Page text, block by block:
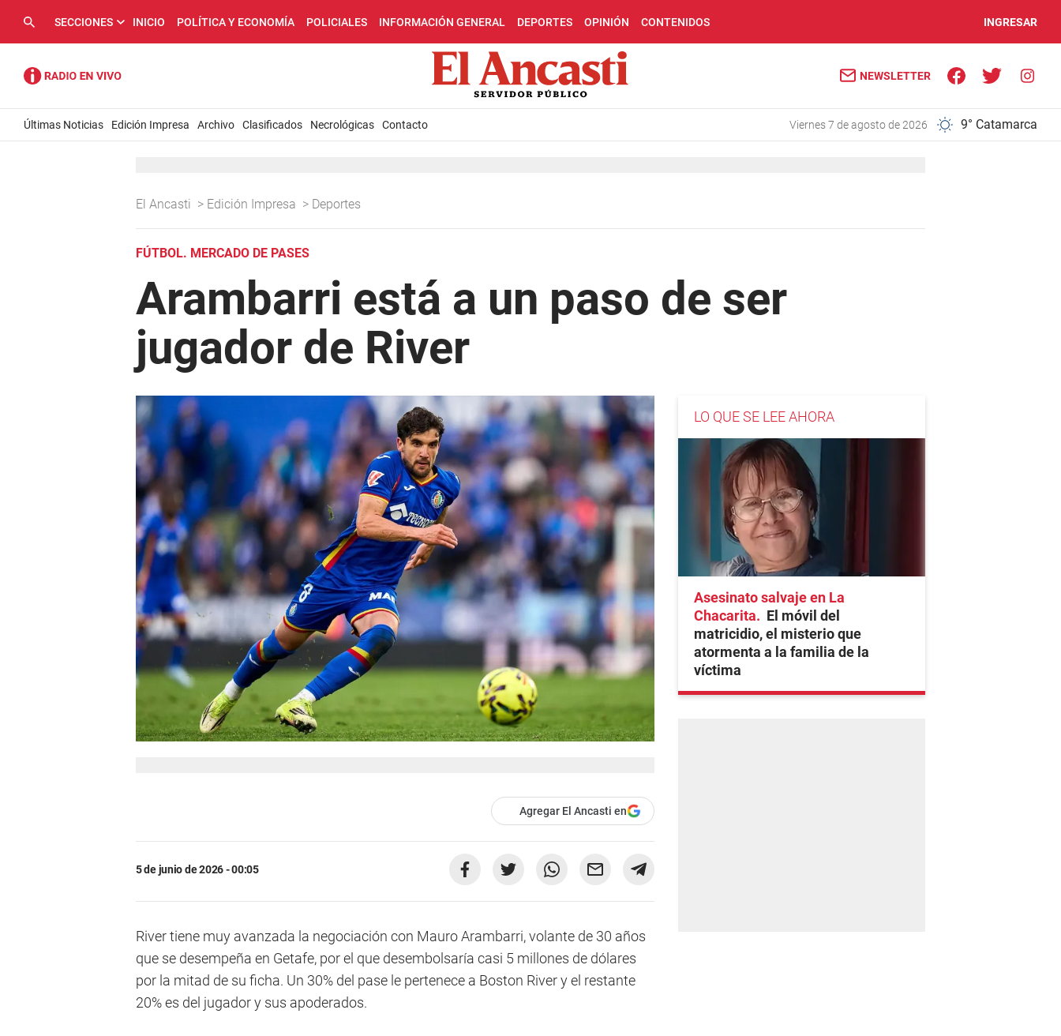
SECCIONES INICIO POLÍTICA Y ECONOMÍA POLICIALES INFORMACIÓN GENERAL DEPORTES OPINIÓN CONTENIDOS INGRESAR
NEWSLETTER
Últimas Noticias Edición Impresa Archivo Clasificados Necrológicas Contacto viernes 7 de agosto de 2026 9° Catamarca
El Ancasti > Edición Impresa > Deportes
FÚTBOL. MERCADO DE PASES
Arambarri está a un paso de ser
jugador de River
Agregar El Ancasti en
5 de junio de 2026 - 00:05
River tiene muy avanzada la negociación con Mauro Arambarri, volante de 30 años
que se desempeña en Getafe, por el que desembolsaría casi 5 millones de dólares
por la mitad de su ficha. Un 30% del pase le pertenece a Boston River y el restante
20% es del jugador y sus apoderados.
LO QUE SE LEE AHORA
Asesinato salvaje en La
Chacarita
El móvil del
matricidio, el misterio que
atormenta a la familia de la
víctima